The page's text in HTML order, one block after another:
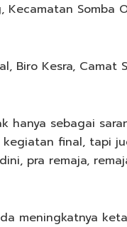
Somba
Biro Kesra, Camat
hanya sebagai
kegiatan final, tapi
pra remaja,
meningkatnya